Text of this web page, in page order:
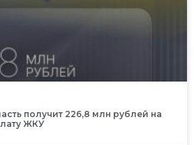
получит 226,8 млн рублей на
ЖКУ